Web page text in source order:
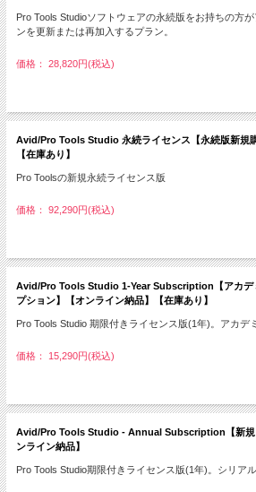
Pro Tools Studioソフトウェアの永続版をお持ちの方
ンを更新または再加入するプラン。
価格： 28,820円(税込)
Avid/Pro Tools Studio 永続ライセンス【永続版新規
【在庫あり】
Pro Toolsの新規永続ライセンス版
価格： 92,290円(税込)
Avid/Pro Tools Studio 1-Year Subscription【アカデ
プション】【オンライン納品】【在庫あり】
Pro Tools Studio 期限付きライセンス版(1年)。アカデ
価格： 15,290円(税込)
Avid/Pro Tools Studio - Annual Subscription【新規
ンライン納品】
Pro Tools Studio期限付きライセンス版(1年)。シリアル